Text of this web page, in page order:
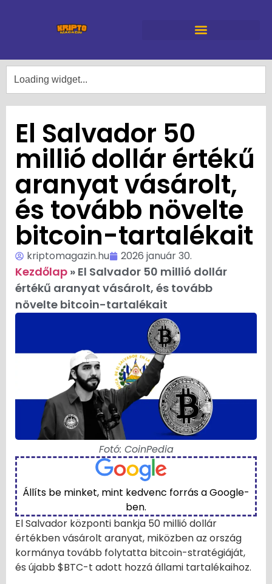
El Salvador 50
millió dollár értékű
aranyat vásárolt,
és tovább növelte
bitcoin-tartalékait
kriptomagazin.hu 2026 január 30.
Kezdőlap » El Salvador 50 millió dollár
értékű aranyat vásárolt, és tovább
növelte bitcoin-tartalékait
Fotó: CoinPedia
Állíts be minket, mint kedvenc forrás a Google-
ben.
El Salvador központi bankja 50 millió dollár
értékben vásárolt aranyat, miközben az ország
kormánya tovább folytatta bitcoin-stratégiáját,
és újabb $BTC-t adott hozzá állami tartalékaihoz.